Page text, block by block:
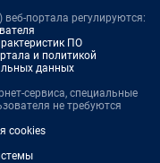
портала регулируются:
ПО
и политикой
данных
сервиса, специальные
не требуются
cookies